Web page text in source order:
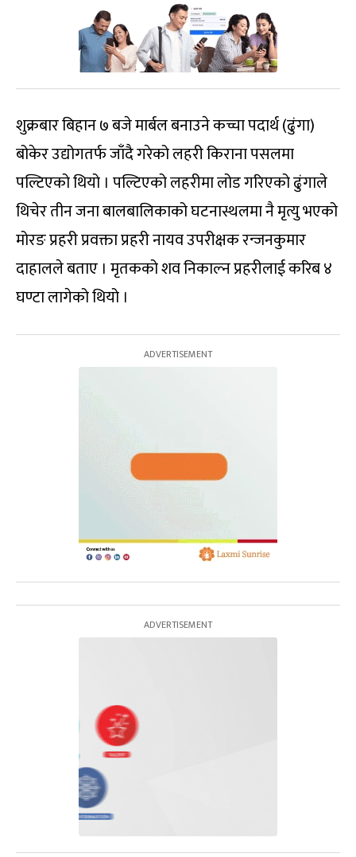
शुक्रबार बिहान ७ बजे मार्बल बनाउने कच्चा पदार्थ (ढुंगा)
बोकेर उद्योगतर्फ जाँदै गरेको लहरी किराना पसलमा
पल्टिएको थियो । पल्टिएको लहरीमा लोड गरिएको ढुंगाले
थिचेर तीन जना बालबालिकाको घटनास्थलमा नै मृत्यु भएको
मोरङ प्रहरी प्रवक्ता प्रहरी नायव उपरीक्षक रन्जनकुमार
दाहालले बताए । मृतकको शव निकाल्न प्रहरीलाई करिब ४
घण्टा लागेको थियो ।